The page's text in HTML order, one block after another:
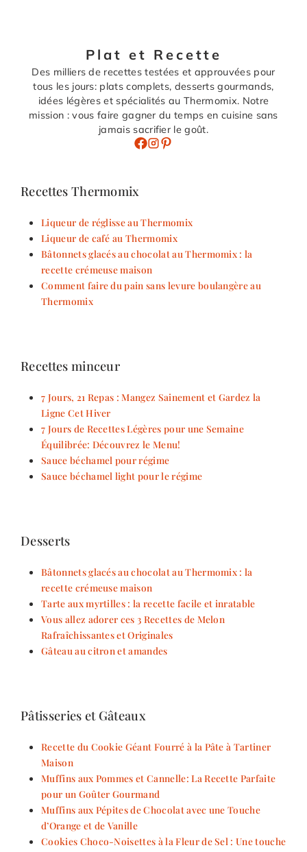
Plat et Recette
Des milliers de recettes testées et approuvées pour
tous les jours: plats complets, desserts gourmands,
idées légères et spécialités au Thermomix. Notre
mission : vous faire gagner du temps en cuisine sans
jamais sacrifier le goût.
Recettes Thermomix
Liqueur de réglisse au Thermomix
Liqueur de café au Thermomix
Bâtonnets glacés au chocolat au Thermomix : la
recette crémeuse maison
Comment faire du pain sans levure boulangère au
Thermomix
Recettes minceur
7 Jours, 21 Repas : Mangez Sainement et Gardez la
Ligne Cet Hiver
7 Jours de Recettes Légères pour une Semaine
Équilibrée: Découvrez le Menu!
Sauce béchamel pour régime
Sauce béchamel light pour le régime
Desserts
Bâtonnets glacés au chocolat au Thermomix : la
recette crémeuse maison
Tarte aux myrtilles : la recette facile et inratable
Vous allez adorer ces 3 Recettes de Melon
Rafraîchissantes et Originales
Gâteau au citron et amandes
Pâtisseries et Gâteaux
Recette du Cookie Géant Fourré à la Pâte à Tartiner
Maison
Muffins aux Pommes et Cannelle: La Recette Parfaite
pour un Goûter Gourmand
Muffins aux Pépites de Chocolat avec une Touche
d’Orange et de Vanille
Cookies Choco-Noisettes à la Fleur de Sel : Une touche